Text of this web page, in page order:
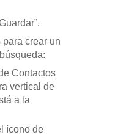
crear un
Contactos
vertical de
a la
ícono de